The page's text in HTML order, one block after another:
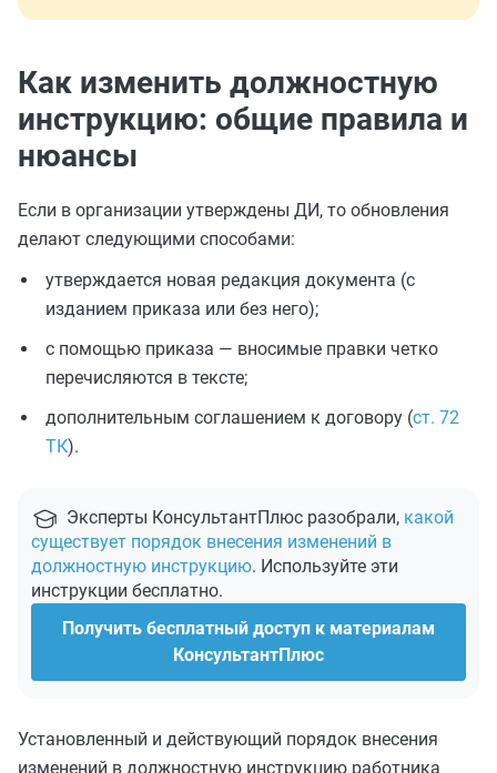
Как изменить должностную
инструкцию: общие правила и
нюансы
Если в организации утверждены ДИ, то обновления
делают следующими способами:
утверждается новая редакция документа (с
изданием приказа или без него);
с помощью приказа — вносимые правки четко
перечисляются в тексте;
дополнительным соглашением к договору (ст. 72
ТК).
Эксперты КонсультантПлюс разобрали, какой
существует порядок внесения изменений в
должностную инструкцию. Используйте эти
инструкции бесплатно.
Получить бесплатный доступ к материалам
КонсультантПлюс
Установленный и действующий порядок внесения
изменений в должностную инструкцию работника